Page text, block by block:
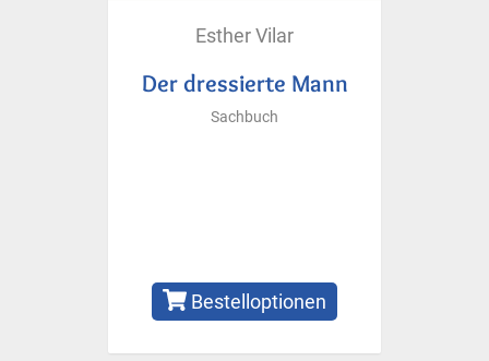
Esther Vilar
Der dressierte Mann
Sachbuch
Bestelloptionen